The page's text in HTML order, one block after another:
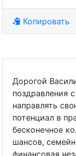
Копировать
Дорогой
поздравления
направлять
потенциал в
бесконечное
шансов,
финансовая